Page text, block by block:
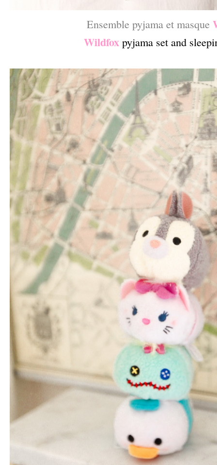
Ensemble pyjama et masque
Wildfoxpyjama set and